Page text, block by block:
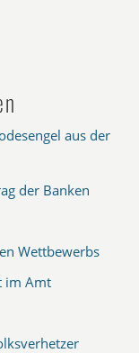
aus der
der Banken
Wettbewerbs
im Amt